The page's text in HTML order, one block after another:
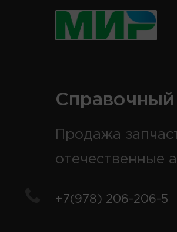
Справочный
Продажа
отечественные
+7(978) 206-206-5